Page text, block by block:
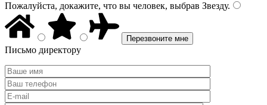
Пожалуйста, докажите, что вы человек, выбрав Звезду.
Письмо директору